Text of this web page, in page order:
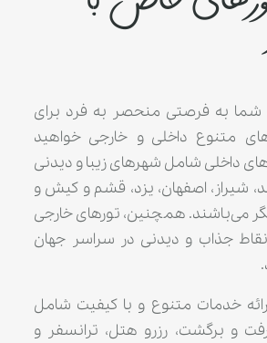
شما به فرصتی منحصر به فرد برای
متنوع داخلی و خارجی خواهید
داخلی شامل شهرهای زیبا و دیدنی
شیراز، اصفهان، یزد، قشم و کیش و
می‌باشند. همچنین، تورهای خارجی
جذاب و دیدنی در سراسر جهان
ارائه خدمات متنوع و با کیفیت شامل
و برگشت، رزرو هتل، ترانسفر و